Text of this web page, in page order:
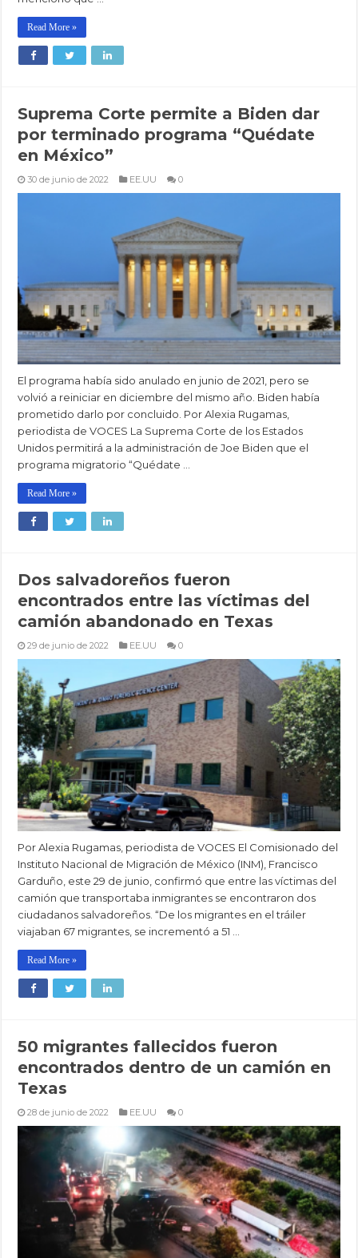
Read More »
Suprema Corte permite a Biden dar
por terminado programa “Quédate
en México”
30 de junio de 2022 EE.UU 0
El programa había sido anulado en junio de 2021, pero se
volvió a reiniciar en diciembre del mismo año. Biden había
prometido darlo por concluido. Por Alexia Rugamas,
periodista de VOCES La Suprema Corte de los Estados
Unidos permitirá a la administración de Joe Biden que el
programa migratorio “Quédate …
Read More »
Dos salvadoreños fueron
encontrados entre las víctimas del
camión abandonado en Texas
29 de junio de 2022 EE.UU 0
Por Alexia Rugamas, periodista de VOCES El Comisionado del
Instituto Nacional de Migración de México (INM), Francisco
Garduño, este 29 de junio, confirmó que entre las víctimas del
camión que transportaba inmigrantes se encontraron dos
ciudadanos salvadoreños. “De los migrantes en el tráiler
viajaban 67 migrantes, se incrementó a 51 …
Read More »
50 migrantes fallecidos fueron
encontrados dentro de un camión en
Texas
28 de junio de 2022 EE.UU 0